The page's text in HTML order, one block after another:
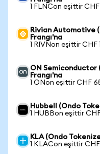
1 FLNCon eşittir CHF
Rivian Automotive
Frangı'na
1 RIVNon eşittir CHF
ON Semiconductor
Frangı'na
1 ONon eşittir CHF
Hubbell (Ondo
1 HUBBon eşittir
KLA (Ondo
1 KLACon eşittir CHF